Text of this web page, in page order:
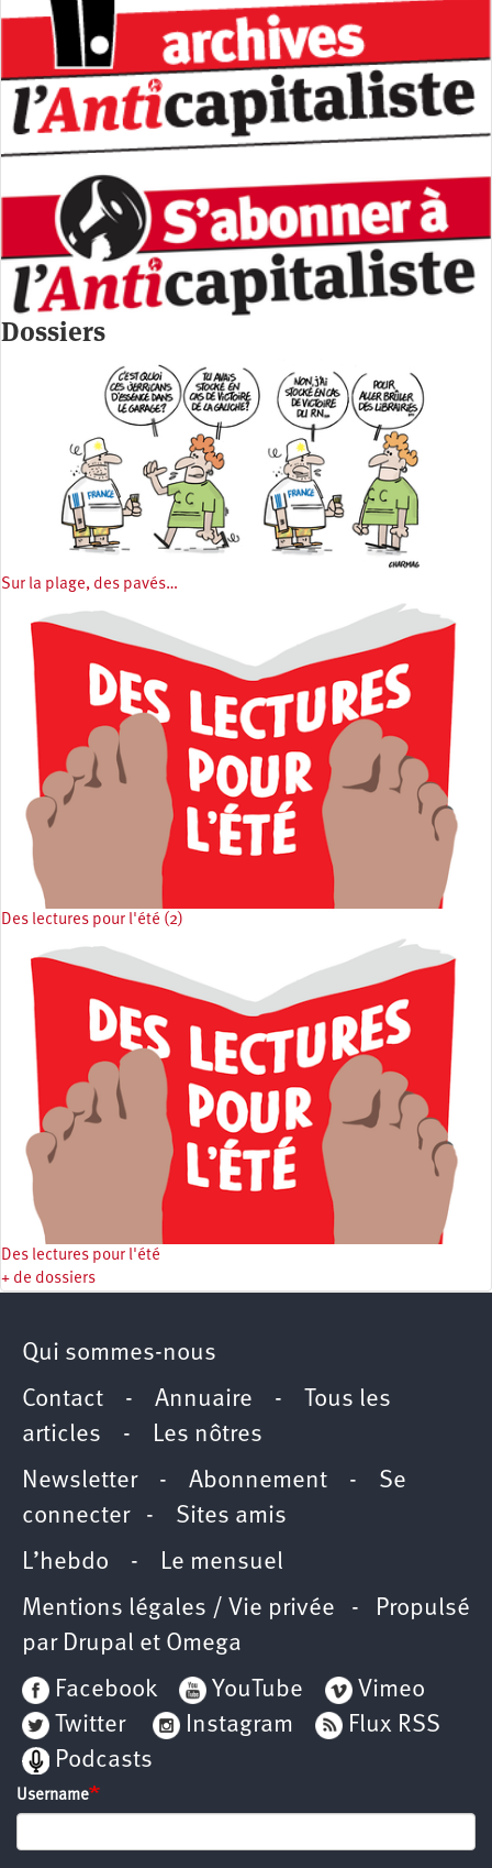
Dossiers
Sur la plage, des pavés…
Des lectures pour l'été (2)
Des lectures pour l'été
+ de dossiers
Qui sommes-nous
Contact - Annuaire -
Tous les
articles - Les nôtres
Newsletter- Abonnement - Se
connecter- Sites amis
L’hebdo - Le mensuel
Mentions légales / Vie privée - Propulsé
par Drupal et Omega
Facebook
YouTube
Vimeo
Twitter
Instagram
Flux RSS
Podcasts
Username